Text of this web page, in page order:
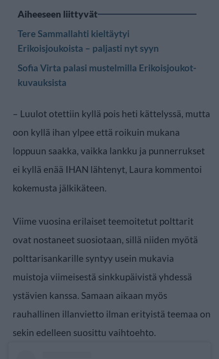
Aiheeseen liittyvät
Tere Sammallahti kieltäytyi
Erikoisjoukoista – paljasti nyt syyn
Sofia Virta palasi mustelmilla Erikoisjoukot-
kuvauksista
– Luulot otettiin kyllä pois heti kättelyssä, mutta
oon kyllä ihan ylpee että roikuin mukana
loppuun saakka, vaikka lankku ja punnerrukset
ei kyllä enää IHAN lähtenyt, Laura kommentoi
kokemusta jälkikäteen.
Viime vuosina erilaiset teemoitetut polttarit
ovat nostaneet suosiotaan, sillä niiden myötä
polttarisankarille syntyy usein mukavia
muistoja viimeisestä sinkkupäivistä yhdessä
ystävien kanssa. Samaan aikaan myös
rauhallinen illanvietto ilman erityistä teemaa on
sekin edelleen suosittu vaihtoehto.